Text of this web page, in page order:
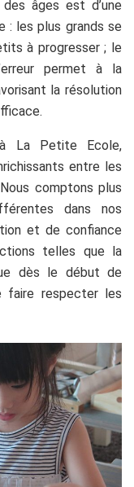
âges est d’une
: les plus grands se
à progresser ; le
permet à la
la résolution
La Petite Ecole,
entre les
comptons plus
dans nos
et de confiance
telles que la
dès le début de
faire respecter les